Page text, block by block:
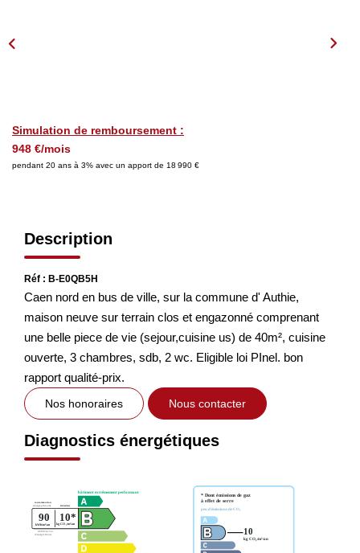
Montant Des Frais De Notaire
Simulation de remboursement :
948 €/mois
pendant 20 ans à 3% avec un apport de 18 990 €
Description
Réf : B-E0QB5H
Caen nord en bus de ville, sur la commune d' Authie,
maison neuve sur terrain clos et engazonné comprenant
une belle piece de vie (sejour,cuisine us) de 40m², cuisine
ouverte, 3 chambres, sdb, 2 wc. Eligible loi PInel. bon
rapport qualité-prix.
Nos honoraires Nous contacter
Diagnostics énergétiques